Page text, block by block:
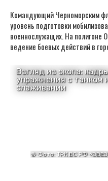
Командующий Черноморским
уровень подготовки
военнослужащих. На полигоне
ведение боевых действий в